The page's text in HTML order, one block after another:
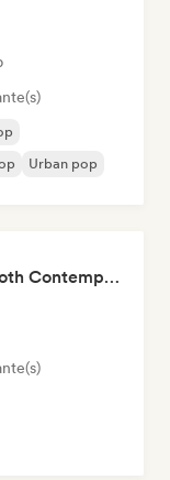
Urban pop
All Soul, No Fouls 🔥 Smooth Contemporary R&B & Neo Soul